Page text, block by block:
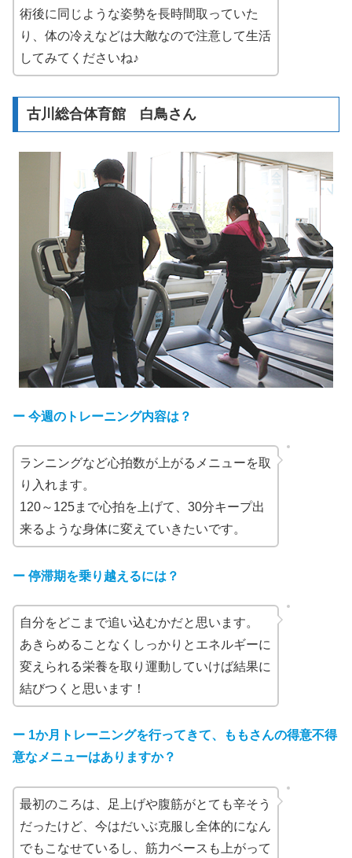
術後に同じような姿勢を長時間取っていた
り、体の冷えなどは大敵なので注意して生活
してみてくださいね♪
古川総合体育館 白鳥さん
ー 今週のトレーニング内容は？
ランニングなど心拍数が上がるメニューを取
り入れます。
120～125まで心拍を上げて、30分キープ出
来るような身体に変えていきたいです。
ー 停滞期を乗り越えるには？
自分をどこまで追い込むかだと思います。
あきらめることなくしっかりとエネルギーに
変えられる栄養を取り運動していけば結果に
結びつくと思います！
ー 1か月トレーニングを行ってきて、ももさんの得意不得
意なメニューはありますか？
最初のころは、足上げや腹筋がとても辛そう
だったけど、今はだいぶ克服し全体的になん
でもこなせているし、筋力ベースも上がって